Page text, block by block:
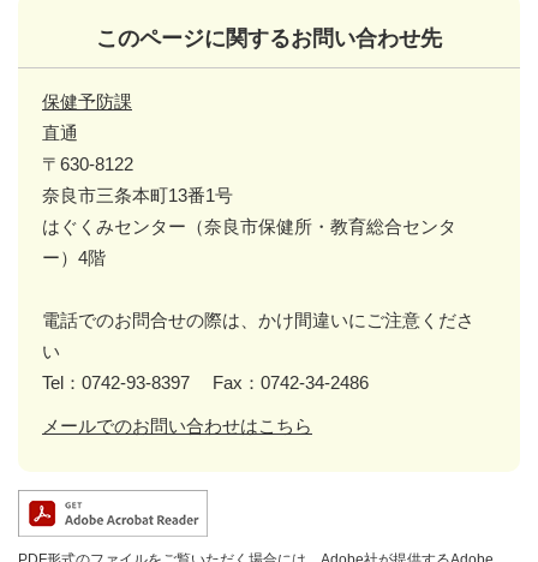
このページに関するお問い合わせ先
保健予防課
直通
〒630-8122
奈良市三条本町13番1号
はぐくみセンター（奈良市保健所・教育総合センタ
ー）4階
電話でのお問合せの際は、かけ間違いにご注意くださ
い
Tel：0742-93-8397
Fax：0742-34-2486
メールでのお問い合わせはこちら